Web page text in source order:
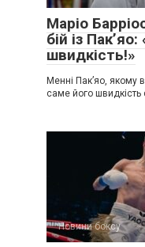
Маріо
бій із
швидкість!»
Менні Пак’яо, якому
саме його
Новини боксу